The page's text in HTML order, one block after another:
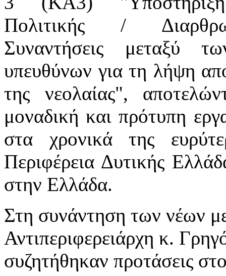
Πολιτικής /
Συναντήσεις μεταξύ
υπευθύνων για τη λήψη
της νεολαίας",
μοναδική και πρότυπη
στα χρονικά της
Περιφέρεια Δυτικής
στην Ελλάδα.
Στη συνάντηση των νέων
Αντιπεριφερειάρχη κ.
συζητήθηκαν προτάσεις